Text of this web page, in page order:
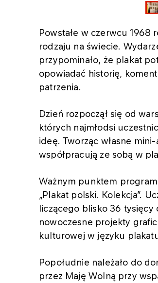
Powstałe w czerwcu
rodzaju na świecie.
przypominało, że plakat
opowiadać historię,
patrzenia.
Dzień rozpoczął się od
których najmłodsi
ideę. Tworząc własne
współpracują ze sobą w
Ważnym punktem
„Plakat polski. Kolekcja”.
liczącego blisko 36 tysięcy
nowoczesne projekty
kulturowej w języku
Popołudnie należało do
przez Maję Wolną przy